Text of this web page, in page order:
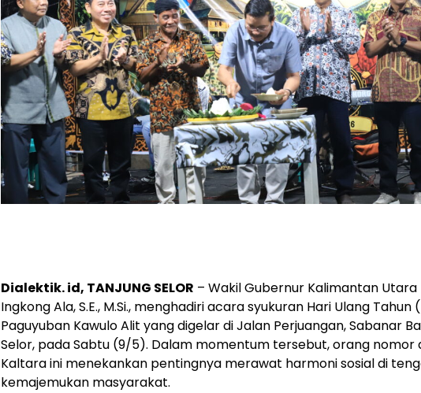
Dialektik. id, TANJUNG SELOR – Wakil Gubernur Kalimantan
Ingkong Ala, S.E., M.Si., menghadiri acara syukuran Hari Ulang Tahun
Paguyuban Kawulo Alit yang digelar di Jalan Perjuangan, Sabanar
Selor, pada Sabtu (9/5). Dalam momentum tersebut, orang nomor
Kaltara ini menekankan pentingnya merawat harmoni sosial di
kemajemukan masyarakat.